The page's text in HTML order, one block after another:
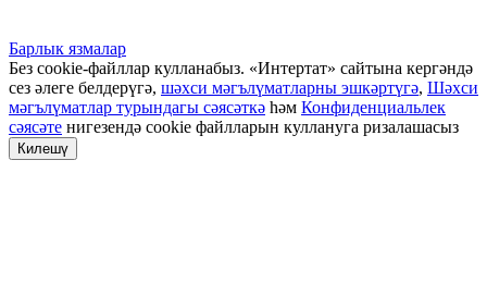
Барлык язмалар
Без cookie-файллар кулланабыз. «Интертат» сайтына кергәндә
сез әлеге белдерүгә, шәхси мәгълүматларны эшкәртүгә, Шәхси
мәгълүматлар турындагы сәясәткә һәм Конфиденциальлек
сәясәте нигезендә cookie файлларын куллануга ризалашасыз
Килешү